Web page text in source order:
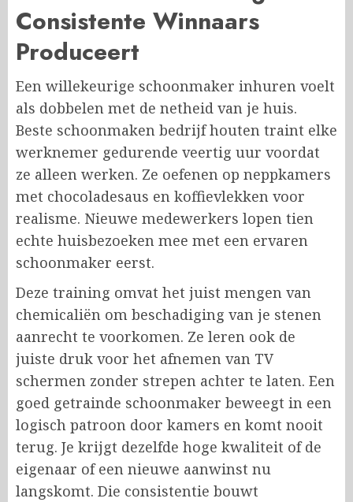
Consistente Winnaars
Produceert
Een willekeurige schoonmaker inhuren voelt
als dobbelen met de netheid van je huis.
Beste schoonmaken bedrijf houten traint elke
werknemer gedurende veertig uur voordat
ze alleen werken. Ze oefenen op neppkamers
met chocoladesaus en koffievlekken voor
realisme. Nieuwe medewerkers lopen tien
echte huisbezoeken mee met een ervaren
schoonmaker eerst.
Deze training omvat het juist mengen van
chemicaliën om beschadiging van je stenen
aanrecht te voorkomen. Ze leren ook de
juiste druk voor het afnemen van TV
schermen zonder strepen achter te laten. Een
goed getrainde schoonmaker beweegt in een
logisch patroon door kamers en komt nooit
terug. Je krijgt dezelfde hoge kwaliteit of de
eigenaar of een nieuwe aanwinst nu
langskomt. Die consistentie bouwt